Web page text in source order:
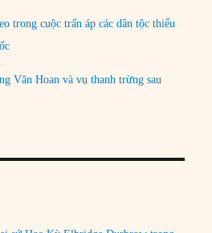
trong cuộc trấn áp các dân tộc thiểu
Văn Hoan và vụ thanh trừng sau